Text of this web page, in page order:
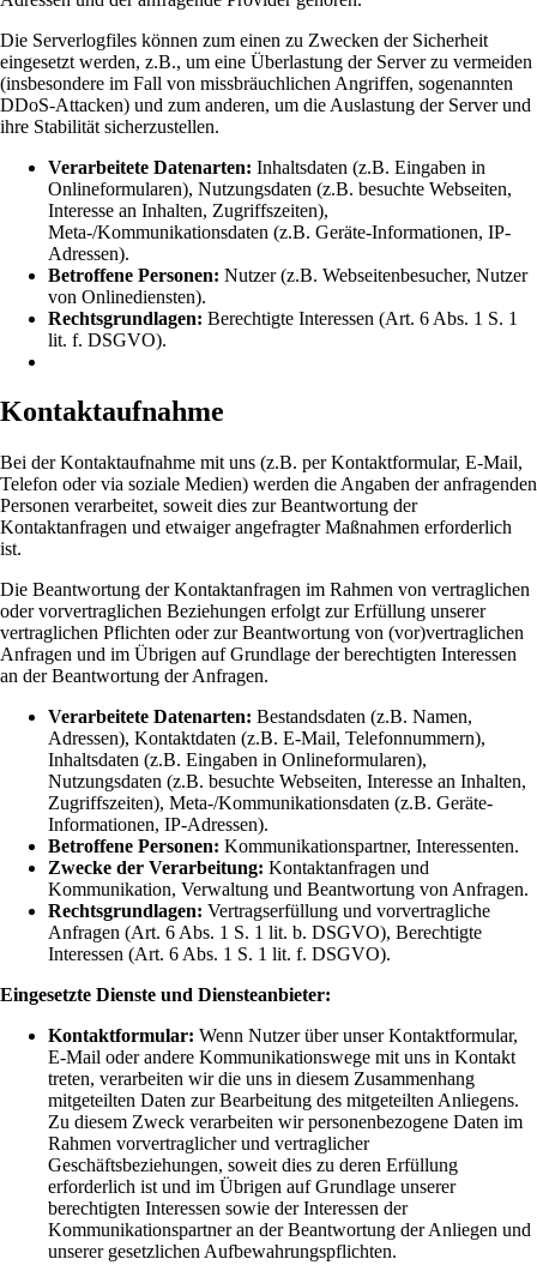
Die Serverlogfiles können zum einen zu Zwecken der Sicherheit
eingesetzt werden, z.B., um eine Überlastung der Server zu vermeiden
(insbesondere im Fall von missbräuchlichen Angriffen, sogenannten
DDoS-Attacken) und zum anderen, um die Auslastung der Server und
ihre Stabilität sicherzustellen.
Verarbeitete Datenarten: Inhaltsdaten (z.B. Eingaben in
Onlineformularen), Nutzungsdaten (z.B. besuchte Webseiten,
Interesse an Inhalten, Zugriffszeiten),
Meta-/Kommunikationsdaten (z.B. Geräte-Informationen, IP-
Adressen).
Betroffene Personen: Nutzer (z.B. Webseitenbesucher, Nutzer
von Onlinediensten).
Rechtsgrundlagen: Berechtigte Interessen (Art. 6 Abs. 1 S. 1
lit. f. DSGVO).
Kontaktaufnahme
Bei der Kontaktaufnahme mit uns (z.B. per Kontaktformular, E-Mail,
Telefon oder via soziale Medien) werden die Angaben der anfragenden
Personen verarbeitet, soweit dies zur Beantwortung der
Kontaktanfragen und etwaiger angefragter Maßnahmen erforderlich
ist.
Die Beantwortung der Kontaktanfragen im Rahmen von vertraglichen
oder vorvertraglichen Beziehungen erfolgt zur Erfüllung unserer
vertraglichen Pflichten oder zur Beantwortung von (vor)vertraglichen
Anfragen und im Übrigen auf Grundlage der berechtigten Interessen
an der Beantwortung der Anfragen.
Verarbeitete Datenarten: Bestandsdaten (z.B. Namen,
Adressen), Kontaktdaten (z.B. E-Mail, Telefonnummern),
Inhaltsdaten (z.B. Eingaben in Onlineformularen),
Nutzungsdaten (z.B. besuchte Webseiten, Interesse an Inhalten,
Zugriffszeiten), Meta-/Kommunikationsdaten (z.B. Geräte-
Informationen, IP-Adressen).
Betroffene Personen: Kommunikationspartner, Interessenten.
Zwecke der Verarbeitung: Kontaktanfragen und
Kommunikation, Verwaltung und Beantwortung von Anfragen.
Rechtsgrundlagen: Vertragserfüllung und vorvertragliche
Anfragen (Art. 6 Abs. 1 S. 1 lit. b. DSGVO), Berechtigte
Interessen (Art. 6 Abs. 1 S. 1 lit. f. DSGVO).
Eingesetzte Dienste und Diensteanbieter:
Kontaktformular: Wenn Nutzer über unser Kontaktformular,
E-Mail oder andere Kommunikationswege mit uns in Kontakt
treten, verarbeiten wir die uns in diesem Zusammenhang
mitgeteilten Daten zur Bearbeitung des mitgeteilten Anliegens.
Zu diesem Zweck verarbeiten wir personenbezogene Daten im
Rahmen vorvertraglicher und vertraglicher
Geschäftsbeziehungen, soweit dies zu deren Erfüllung
erforderlich ist und im Übrigen auf Grundlage unserer
berechtigten Interessen sowie der Interessen der
Kommunikationspartner an der Beantwortung der Anliegen und
unserer gesetzlichen Aufbewahrungspflichten.